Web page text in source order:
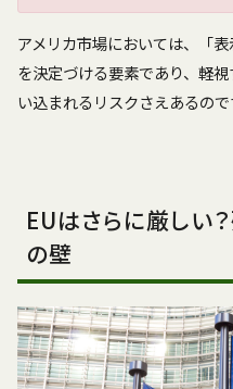
アメリカ市場においては、「
を決定づける要素であり、軽
い込まれるリスクさえあるので
EUはさらに厳しい
の壁